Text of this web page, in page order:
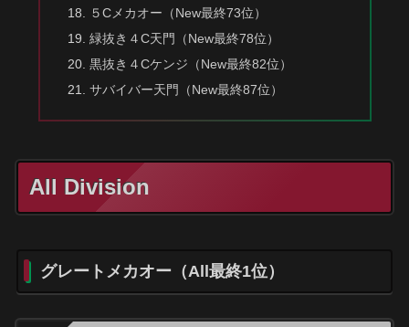
５Cメカオー（New最終73位）
緑抜き４C天門（New最終78位）
黒抜き４Cケンジ（New最終82位）
サバイバー天門（New最終87位）
All Division
グレートメカオー（All最終1位）